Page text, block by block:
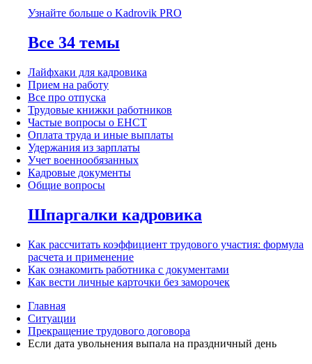
Узнайте больше о Kadrovik PRO
Все 34 темы
Лайфхаки для кадровика
Прием на работу
Все про отпуска
Трудовые книжки работников
Частые вопросы о ЕНСТ
Оплата труда и иные выплаты
Удержания из зарплаты
Учет военнообязанных
Кадровые документы
Общие вопросы
Шпаргалки кадровика
Как рассчитать коэффициент трудового участия: формула
расчета и применение
Как ознакомить работника с документами
Как вести личные карточки без заморочек
Главная
Ситуации
Прекращение трудового договора
Если дата увольнения выпала на праздничный день